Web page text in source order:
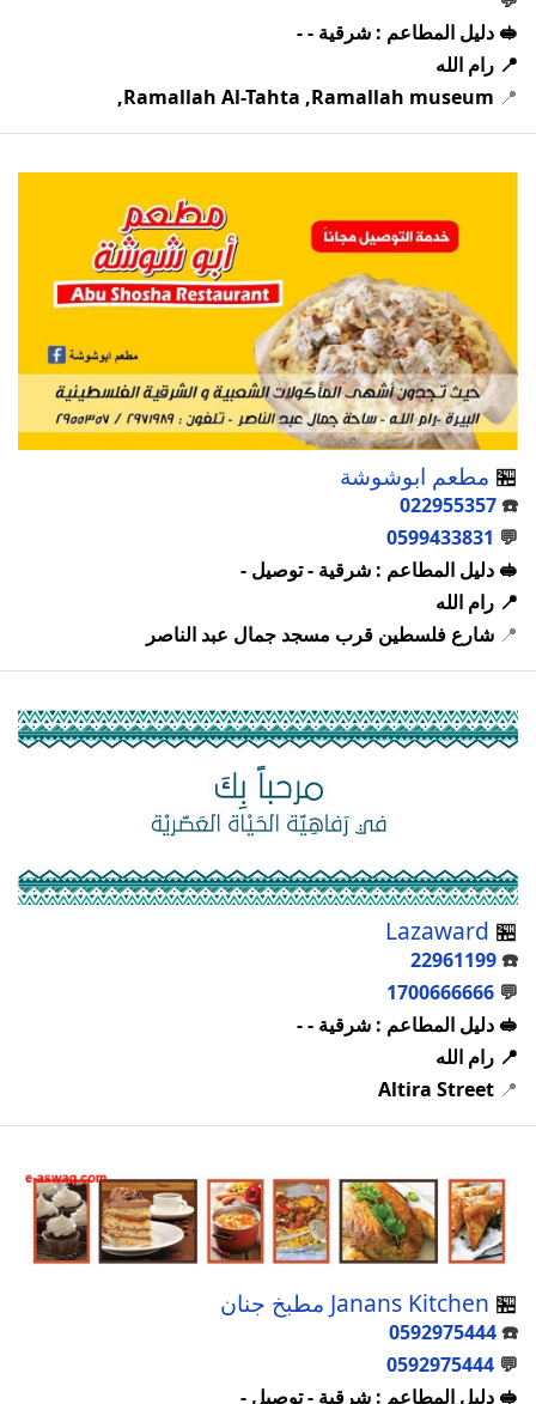
🥪 دليل المطاعم : شرقية - -
📍 رام الله
📍
Ramallah Al-Tahta ,Ramallah museum,
🏪 مطعم ابوشوشة
☎️
022955357
💬
0599433831
🥪 دليل المطاعم : شرقية - توصيل -
📍 رام الله
📍 شارع فلسطين قرب مسجد جمال عبد الناصر
🏪
Lazaward
☎️
22961199
💬
1700666666
🥪 دليل المطاعم : شرقية - -
📍 رام الله
📍
Altira Street
🏪 Janans Kitchen مطبخ جنان
☎️
0592975444
💬
0592975444
🥪 دليل المطاعم : شرقية - توصيل -